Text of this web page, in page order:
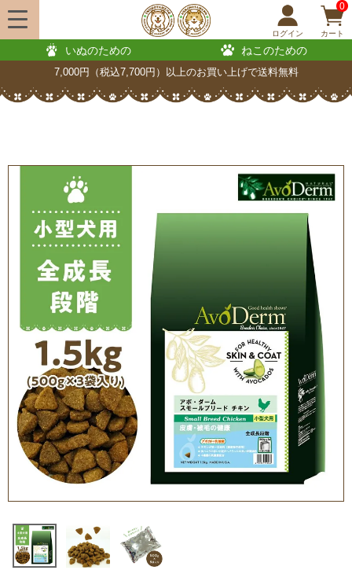
ログイン
0
カート
いぬのための ねこのための
7,000円（税込7,700円）以上のお買い上げで送料無料